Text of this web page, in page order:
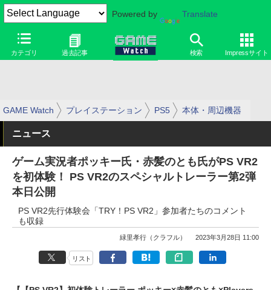
Powered by Translate
カテゴリ 過去記事 検索 Impressサイト
GAME Watch プレイステーション PS5 本体・周辺機器
ニュース
ゲーム実況者ポッキー氏・赤髪のとも氏がPS VR2
を初体験！ PS VR2のスペシャルトレーラー第2弾
本日公開
PS VR2先行体験会「TRY！PS VR2」参加者たちのコメント
も収録
緑里孝行（クラフル） 2023年3月28日 11:00
リスト